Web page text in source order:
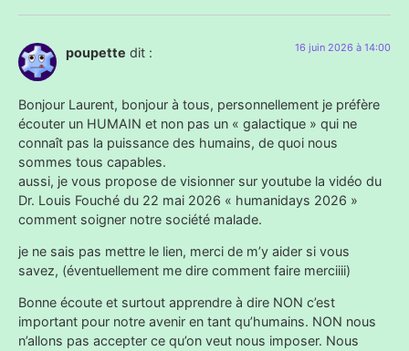
poupette dit : 16 juin 2026 à 14:00
Bonjour Laurent, bonjour à tous, personnellement je préfère
écouter un HUMAIN et non pas un « galactique » qui ne
connaît pas la puissance des humains, de quoi nous
sommes tous capables.
aussi, je vous propose de visionner sur youtube la vidéo du
Dr. Louis Fouché du 22 mai 2026 « humanidays 2026 »
comment soigner notre société malade.
je ne sais pas mettre le lien, merci de m’y aider si vous
savez, (éventuellement me dire comment faire merciiii)
Bonne écoute et surtout apprendre à dire NON c’est
important pour notre avenir en tant qu’humains. NON nous
n’allons pas accepter ce qu’on veut nous imposer. Nous